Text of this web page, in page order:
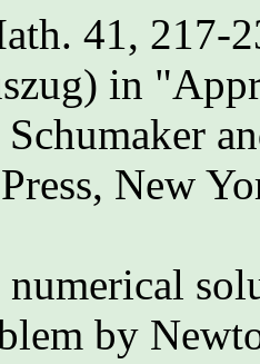
41, 217-
in
New
numerical
by